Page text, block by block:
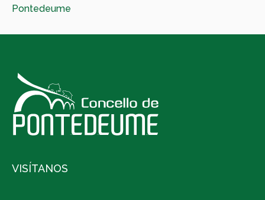
Pontedeume
VISÍTANOS